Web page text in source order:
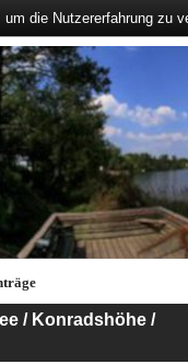
/ Konradshöhe /
die Nutzererfahrung zu